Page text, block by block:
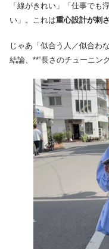
「線がきれい」「仕事でも
い」。これは重心設計が刺
じゃあ「似合う人／似合わ
結論、**“長さのチューニング